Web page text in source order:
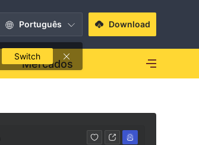
Português
Switch
Download
Mercados